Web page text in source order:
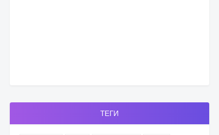
ТЕГИ